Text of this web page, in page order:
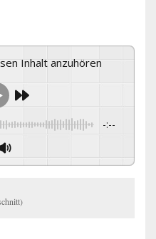
Inhalt anzuhören
-:--